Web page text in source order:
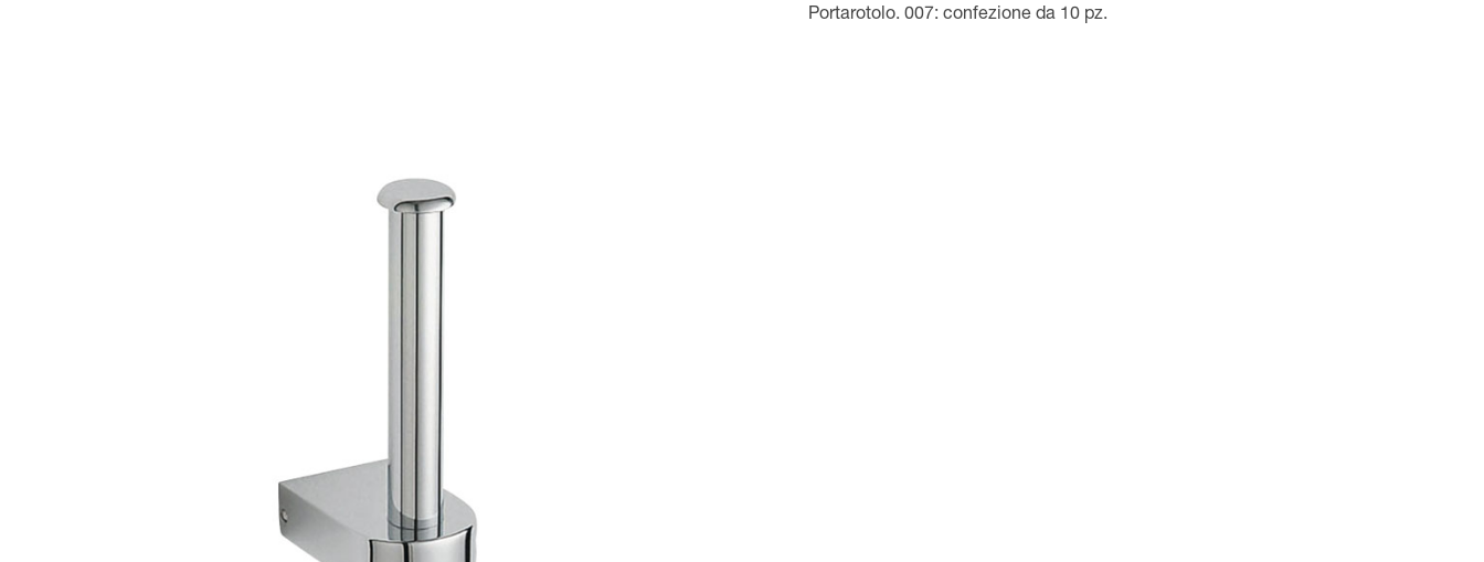
Portarotolo. 007: confezione da 10 pz.